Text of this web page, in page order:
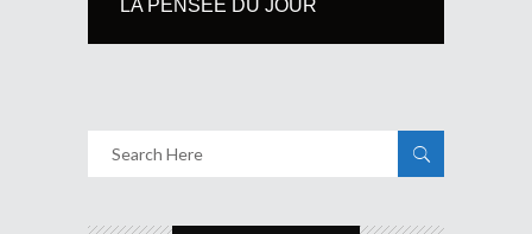
LA PENSEE DU JOUR